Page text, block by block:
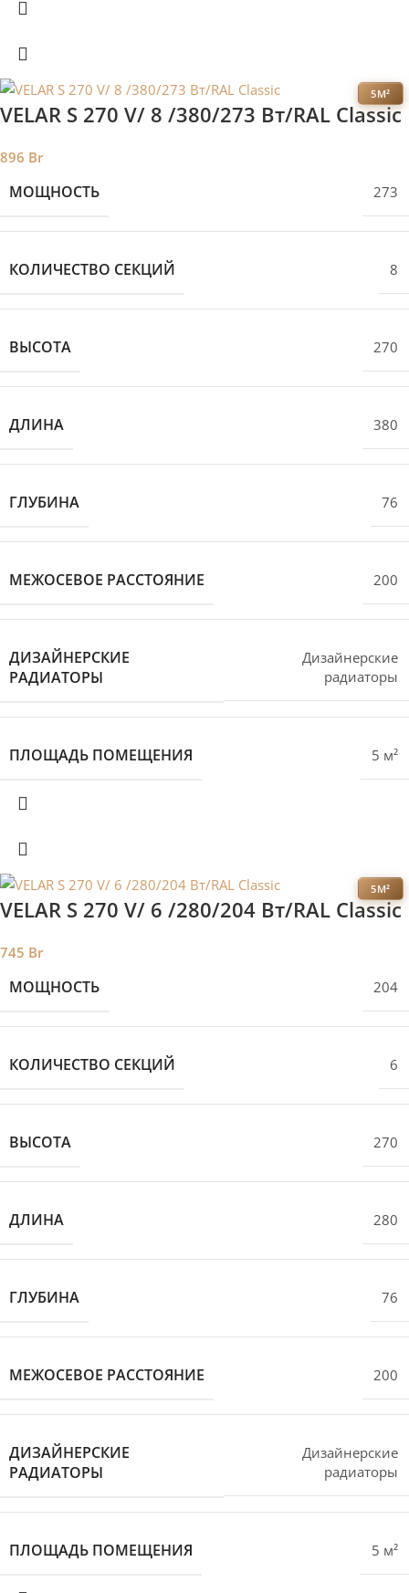
5М²
VELAR S 270 V/ 8 /380/273 Вт/RAL Classic
896 Br
МОЩНОСТЬ 273
КОЛИЧЕСТВО СЕКЦИЙ 8
ВЫСОТА 270
ДЛИНА 380
ГЛУБИНА 76
МЕЖОСЕВОЕ РАССТОЯНИЕ 200
ДИЗАЙНЕРСКИЕ
РАДИАТОРЫ
Дизайнерские
радиаторы
ПЛОЩАДЬ ПОМЕЩЕНИЯ 5 м²
5М²
VELAR S 270 V/ 6 /280/204 Вт/RAL Classic
745 Br
МОЩНОСТЬ 204
КОЛИЧЕСТВО СЕКЦИЙ 6
ВЫСОТА 270
ДЛИНА 280
ГЛУБИНА 76
МЕЖОСЕВОЕ РАССТОЯНИЕ 200
ДИЗАЙНЕРСКИЕ
РАДИАТОРЫ
Дизайнерские
радиаторы
ПЛОЩАДЬ ПОМЕЩЕНИЯ 5 м²